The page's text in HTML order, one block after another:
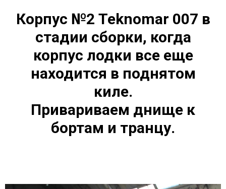
Корпус №2 Teknomar 007 в
стадии сборки, когда
корпус лодки все еще
находится в поднятом
киле.
Привариваем днище к
бортам и транцу.